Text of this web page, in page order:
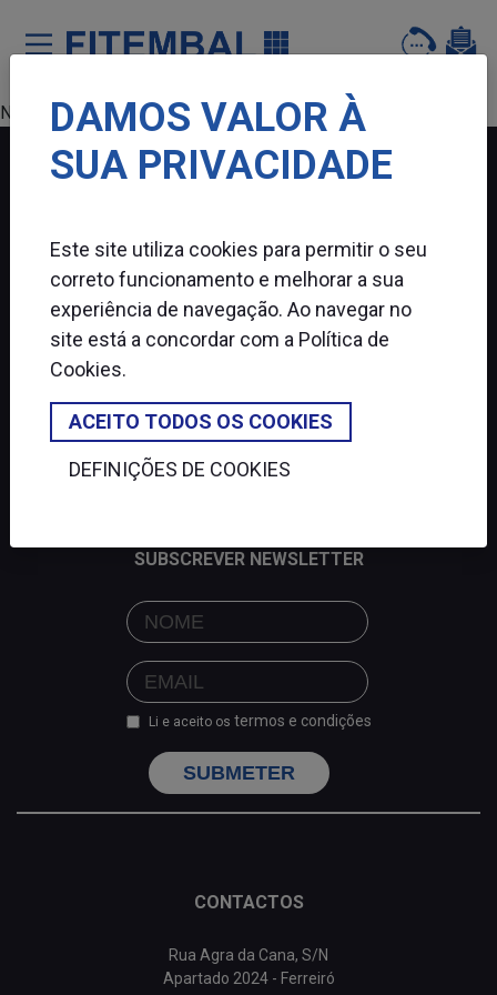
Saltar para o conteï¿½do principal da pï¿½gina
Nenhum produto encontrado.
SIGA-NOS
SUBSCREVER NEWSLETTER
Li e aceito os termos e condições
SUBMETER
CONTACTOS
Rua Agra da Cana, S/N
Apartado 2024 - Ferreiró
DAMOS VALOR À
SUA PRIVACIDADE
Este site utiliza cookies para permitir o seu
correto funcionamento e melhorar a sua
experiência de navegação. Ao navegar no
site está a concordar com a Política de
Cookies.
ACEITO TODOS OS COOKIES
DEFINIÇÕES DE COOKIES